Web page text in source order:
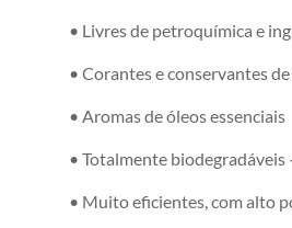
• Livres de petroquímica e
• Corantes e conservantes
• Aromas de óleos essenciais
• Totalmente
• Muito eficientes, com alto